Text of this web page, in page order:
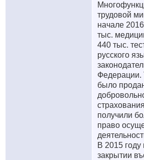
трудовой
начале
тыс.
440 тыс.
русского
Федерации.
было
получили
право
В 2015
закрытии